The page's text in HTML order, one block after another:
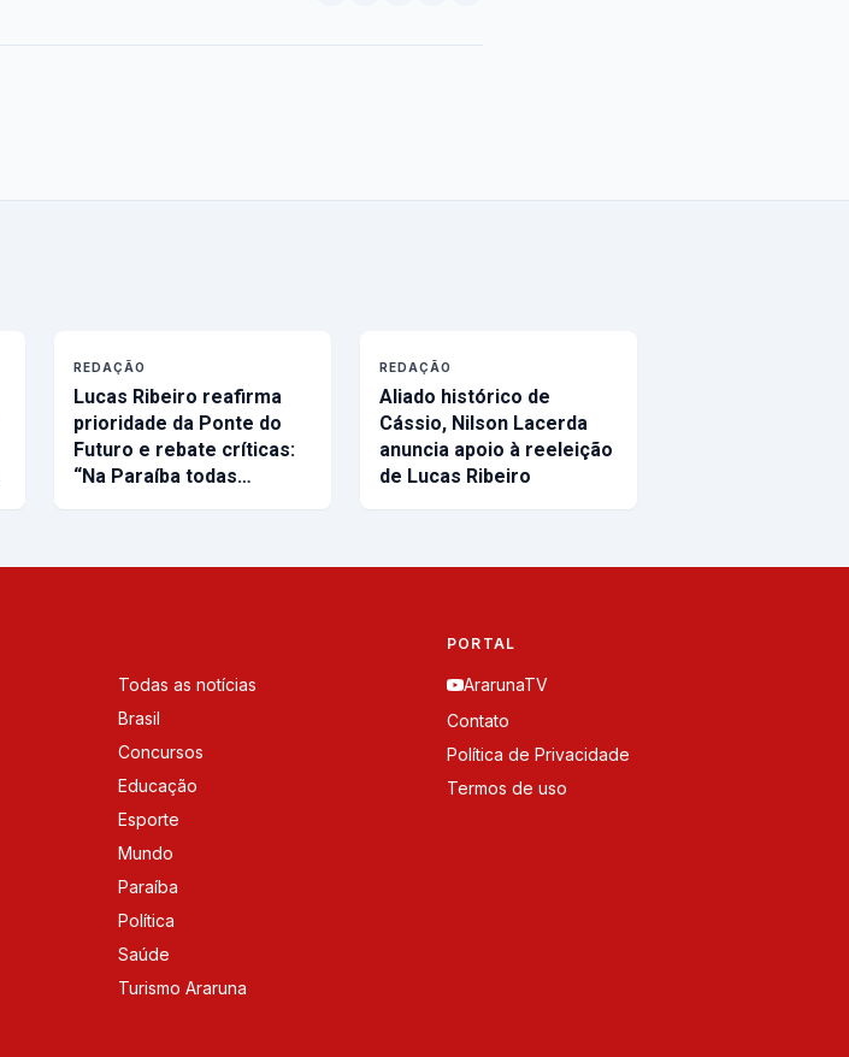
REDAÇÃO
Lucas Ribeiro reafirma
prioridade da Ponte do
Futuro e rebate críticas:
“Na Paraíba todas…
REDAÇÃO
Aliado histórico de
Cássio, Nilson Lacerda
anuncia apoio à reeleição
de Lucas Ribeiro
Todas as notícias
Brasil
Concursos
Educação
Esporte
Mundo
Paraíba
Política
Saúde
Turismo Araruna
PORTAL
ArarunaTV
Contato
Política de Privacidade
Termos de uso